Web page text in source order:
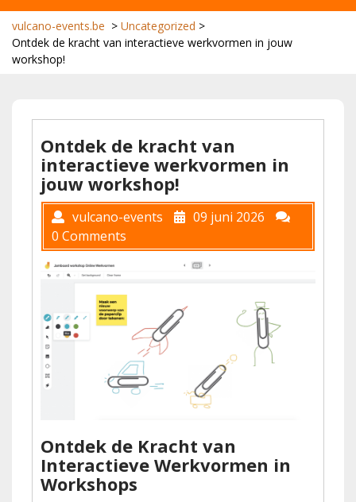
vulcano-events.be > Uncategorized >
Ontdek de kracht van interactieve werkvormen in jouw
workshop!
Ontdek de kracht van
interactieve werkvormen in
jouw workshop!
vulcano-events
09 juni 2026
0 Comments
Ontdek de Kracht van
Interactieve Werkvormen in
Workshops